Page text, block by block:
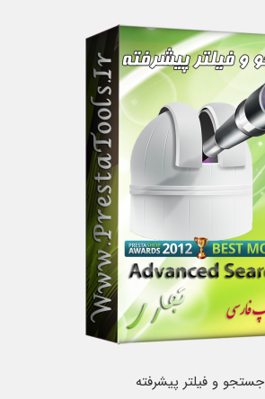
جستجو و فیلتر پیشرفته